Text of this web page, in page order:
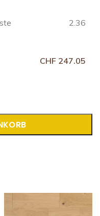
2.36
CHF 247.05